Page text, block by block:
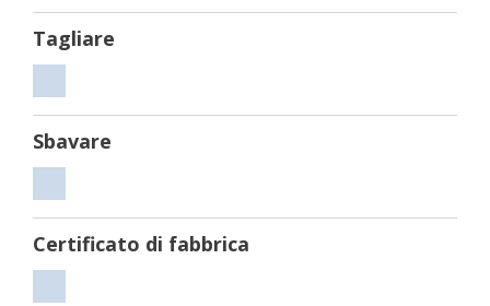
Tagliare
Sbavare
Certificato di fabbrica